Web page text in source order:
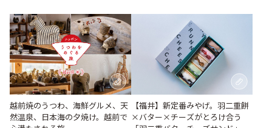
越前焼のうつわ、海鮮グルメ、天
然温泉、日本海の夕焼け。越前で
【福井】新定番みやげ。羽二重餅
×バター×チーズがとろけ合う